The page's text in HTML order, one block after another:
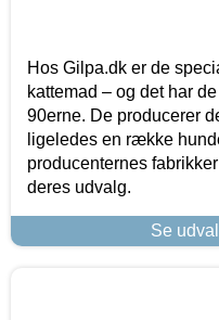
Hos Gilpa.dk er de
kattemad – og det har
90erne. De producerer
ligeledes en række
producenternes
deres udvalg.
Se